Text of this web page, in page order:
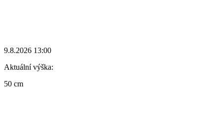
9.8.2026 13:00
Aktuální výška:
50 cm